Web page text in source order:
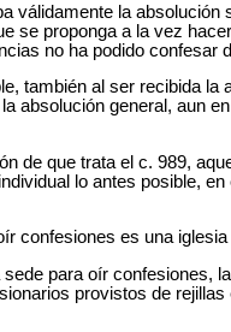
válidamente la absolución
se proponga a la vez
no ha podido confesar
también al ser recibida la
absolución general, aun
de que trata el c. 989,
lo antes posible,
confesiones es una iglesia
para oír confesiones,
provistos de